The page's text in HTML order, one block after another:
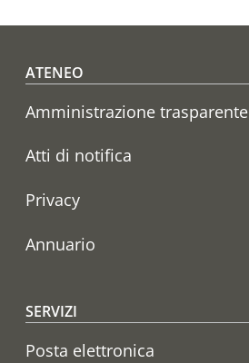
Footer menu
ATENEO
Amministrazione trasparente
Atti di notifica
Privacy
Annuario
SERVIZI
Posta elettronica